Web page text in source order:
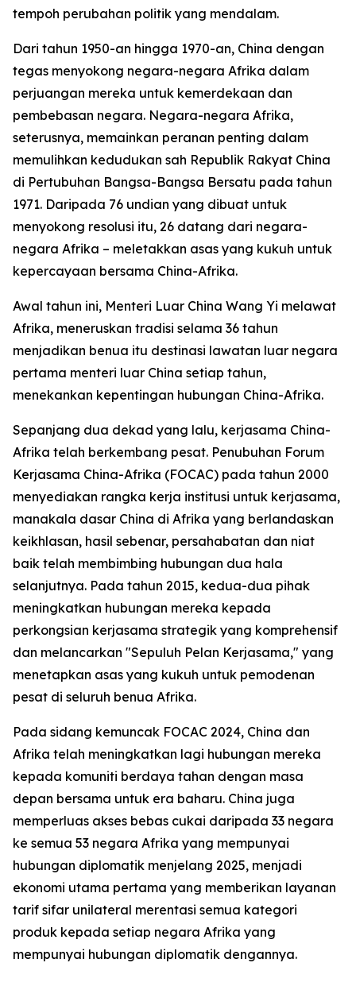
tempoh perubahan politik yang mendalam.
Dari tahun 1950-an hingga 1970-an, China dengan
tegas menyokong negara-negara Afrika dalam
perjuangan mereka untuk kemerdekaan dan
pembebasan negara. Negara-negara Afrika,
seterusnya, memainkan peranan penting dalam
memulihkan kedudukan sah Republik Rakyat China
di Pertubuhan Bangsa-Bangsa Bersatu pada tahun
1971. Daripada 76 undian yang dibuat untuk
menyokong resolusi itu, 26 datang dari negara-
negara Afrika – meletakkan asas yang kukuh untuk
kepercayaan bersama China-Afrika.
Awal tahun ini, Menteri Luar China Wang Yi melawat
Afrika, meneruskan tradisi selama 36 tahun
menjadikan benua itu destinasi lawatan luar negara
pertama menteri luar China setiap tahun,
menekankan kepentingan hubungan China-Afrika.
Sepanjang dua dekad yang lalu, kerjasama China-
Afrika telah berkembang pesat. Penubuhan Forum
Kerjasama China-Afrika (FOCAC) pada tahun 2000
menyediakan rangka kerja institusi untuk kerjasama,
manakala dasar China di Afrika yang berlandaskan
keikhlasan, hasil sebenar, persahabatan dan niat
baik telah membimbing hubungan dua hala
selanjutnya. Pada tahun 2015, kedua-dua pihak
meningkatkan hubungan mereka kepada
perkongsian kerjasama strategik yang komprehensif
dan melancarkan "Sepuluh Pelan Kerjasama," yang
menetapkan asas yang kukuh untuk pemodenan
pesat di seluruh benua Afrika.
Pada sidang kemuncak FOCAC 2024, China dan
Afrika telah meningkatkan lagi hubungan mereka
kepada komuniti berdaya tahan dengan masa
depan bersama untuk era baharu. China juga
memperluas akses bebas cukai daripada 33 negara
ke semua 53 negara Afrika yang mempunyai
hubungan diplomatik menjelang 2025, menjadi
ekonomi utama pertama yang memberikan layanan
tarif sifar unilateral merentasi semua kategori
produk kepada setiap negara Afrika yang
mempunyai hubungan diplomatik dengannya.